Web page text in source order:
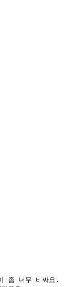
좀 너무 비싸요.